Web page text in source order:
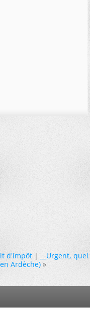
d'impôt|__Urgent, quel
Ardèche) »